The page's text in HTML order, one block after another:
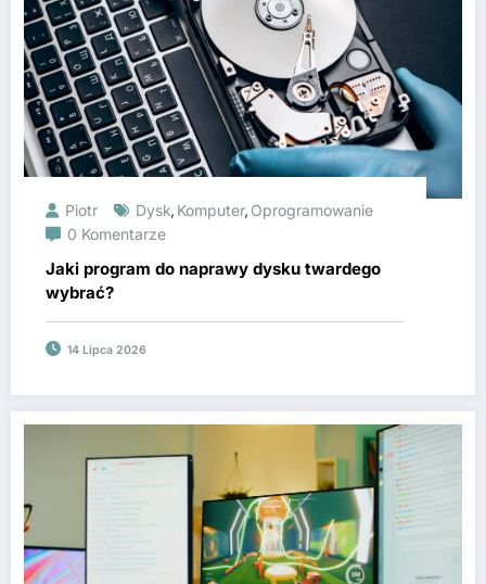
Piotr Dysk, Komputer, Oprogramowanie
0 Komentarze
Jaki program do naprawy dysku twardego
wybrać?
14 Lipca 2026